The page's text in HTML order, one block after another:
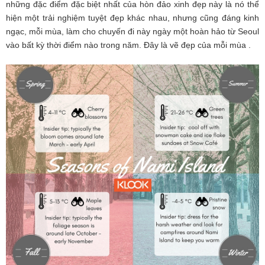
những đặc điểm đặc biệt nhất của hòn đảo xinh đẹp này là nó thể
hiện một trải nghiệm tuyệt đẹp khác nhau, nhưng cũng đáng kinh
ngạc, mỗi mùa, làm cho chuyến đi này ngày một hoàn hảo từ Seoul
vào bất kỳ thời điểm nào trong năm. Đây là vẽ đẹp của mỗi mùa .